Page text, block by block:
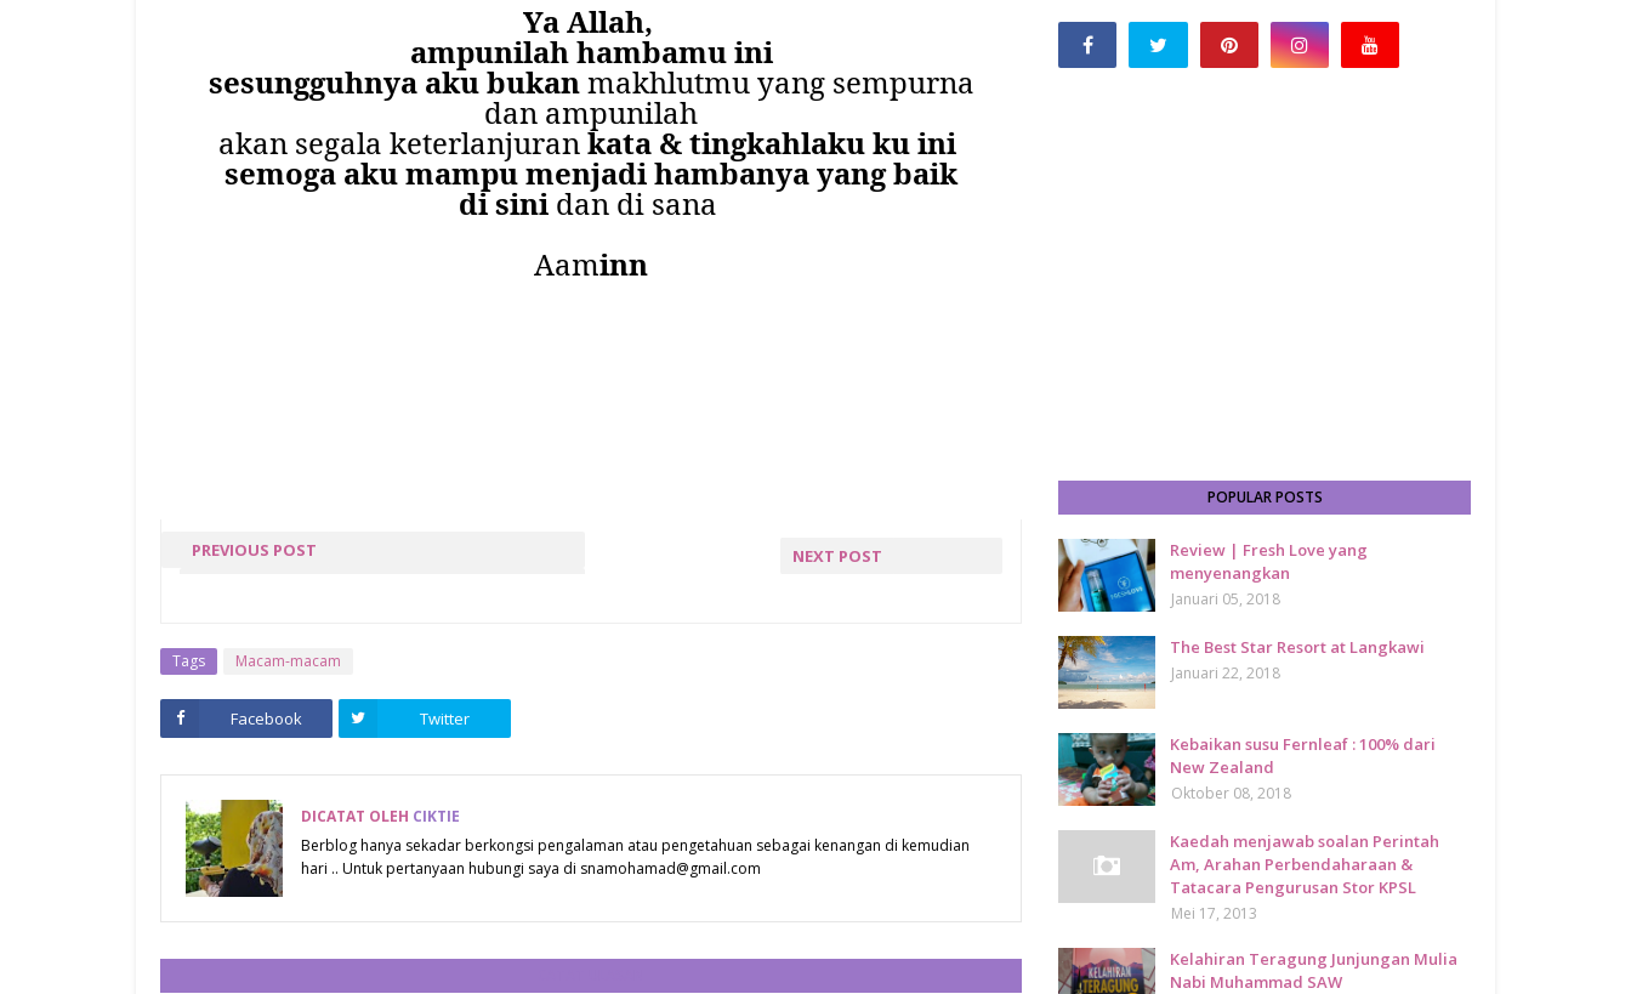
Ya Allah,
ampunilah hambamu ini
sesungguhnya aku bukanmakhlutmu yang sempurna
dan ampunilah
akan segala keterlanjurankata & tingkahlaku ku ini
semoga aku mampu menjadi hambanya yang baik
di sinidan di sana
Aaminn
PREVIOUS POST NEXT POST
Tags Macam-macam
Facebook Twitter
DICATAT OLEH CIKTIE
Berblog hanya sekadar berkongsi pengalaman atau pengetahuan sebagai kenangan di kemudian
hari .. Untuk pertanyaan hubungi saya di snamohamad@gmail.com
POPULAR POSTS
Review | Fresh Love yang
menyenangkan
Januari 05, 2018
The Best Star Resort at Langkawi
Januari 22, 2018
Kebaikan susu Fernleaf : 100% dari
New Zealand
Oktober 08, 2018
Kaedah menjawab soalan Perintah
Am, Arahan Perbendaharaan &
Tatacara Pengurusan Stor KPSL
Mei 17, 2013
Kelahiran Teragung Junjungan Mulia
Nabi Muhammad SAW